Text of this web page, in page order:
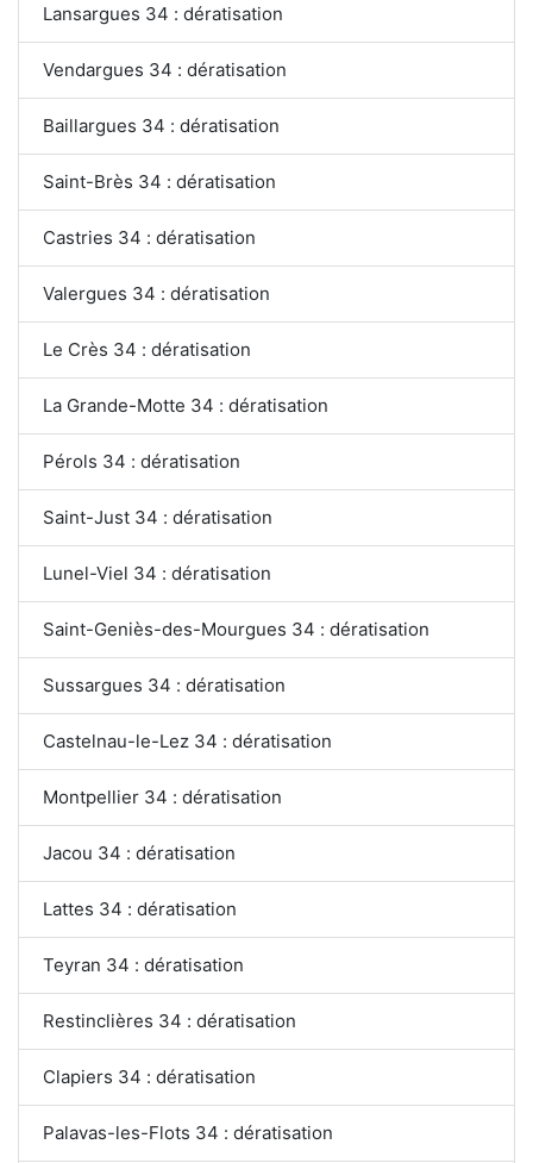
Lansargues 34 : dératisation
Vendargues 34 : dératisation
Baillargues 34 : dératisation
Saint-Brès 34 : dératisation
Castries 34 : dératisation
Valergues 34 : dératisation
Le Crès 34 : dératisation
La Grande-Motte 34 : dératisation
Pérols 34 : dératisation
Saint-Just 34 : dératisation
Lunel-Viel 34 : dératisation
Saint-Geniès-des-Mourgues 34 : dératisation
Sussargues 34 : dératisation
Castelnau-le-Lez 34 : dératisation
Montpellier 34 : dératisation
Jacou 34 : dératisation
Lattes 34 : dératisation
Teyran 34 : dératisation
Restinclières 34 : dératisation
Clapiers 34 : dératisation
Palavas-les-Flots 34 : dératisation